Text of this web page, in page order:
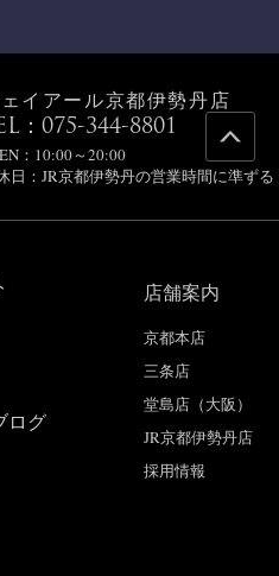
イアール京都伊勢丹店
：075-344-8801
：10:00～20:00
日：JR京都伊勢丹の営業時間に準ずる
ログ
店舗案内
京都本店
三条店
堂島店（大阪）
JR京都伊勢丹店
採用情報